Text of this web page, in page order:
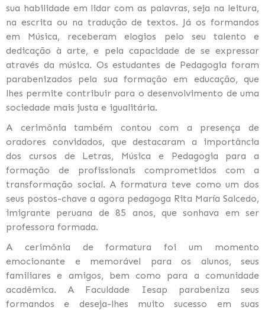
sua habilidade em lidar com as palavras, seja na leitura,
na escrita ou na tradução de textos. Já os formandos
em Música, receberam elogios pelo seu talento e
dedicação à arte, e pela capacidade de se expressar
através da música. Os estudantes de Pedagogia foram
parabenizados pela sua formação em educação, que
lhes permite contribuir para o desenvolvimento de uma
sociedade mais justa e igualitária.
A cerimônia também contou com a presença de
oradores convidados, que destacaram a importância
dos cursos de Letras, Música e Pedagogia para a
formação de profissionais comprometidos com a
transformação social. A formatura teve como um dos
seus postos-chave a agora pedagoga Rita María Salcedo,
imigrante peruana de 85 anos, que sonhava em ser
professora formada.
A cerimônia de formatura foi um momento
emocionante e memorável para os alunos, seus
familiares e amigos, bem como para a comunidade
acadêmica. A Faculdade Iesap parabeniza seus
formandos e deseja-lhes muito sucesso em suas